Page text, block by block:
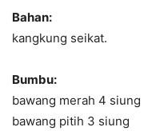
Bahan:
kangkung seikat.
Bumbu:
bawang merah 4 siung
bawang pitih 3 siung